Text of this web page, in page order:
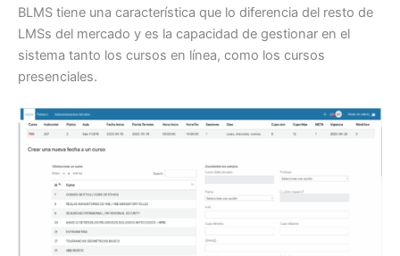
BLMS tiene una característica que lo diferencia del resto de
LMSs del mercado y es la capacidad de gestionar en el
sistema tanto los cursos en línea, como los cursos
presenciales.